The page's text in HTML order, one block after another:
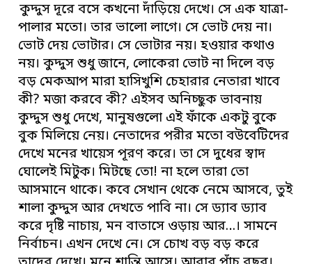
কুদ্দুস দূরে বসে কখনো দাঁড়িয়ে দেখে। সে এক যাত্রা-
পালার মতো। তার ভালো লাগে। সে ভোট দেয় না।
ভোট দেয় ভোটার। সে ভোটার নয়। হওয়ার কথাও
নয়। কুদ্দুস শুধু জানে, লোকেরা ভোট না দিলে বড়
বড় মেকআপ মারা হাসিখুশি চেহারার নেতারা খাবে
কী? মজা করবে কী? এইসব অনিচ্ছুক ভাবনায়
কুদ্দুস শুধু দেখে, মানুষগুলো এই ফাঁকে একটু বুকে
বুক মিলিয়ে নেয়। নেতাদের পরীর মতো বউবেটিদের
দেখে মনের খায়েস পূরণ করে। তা সে দুধের স্বাদ
ঘোলেই মিটুক। মিটছে তো! না হলে তারা তো
আসমানে থাকে। কবে সেখান থেকে নেমে আসবে, তুই
শালা কুদ্দুস আর দেখতে পাবি না। সে ড্যাব ড্যাব
করে দৃষ্টি নাচায়, মন বাতাসে ওড়ায় আর…। সামনে
নির্বাচন। এখন দেখে নে। সে চোখ বড় বড় করে